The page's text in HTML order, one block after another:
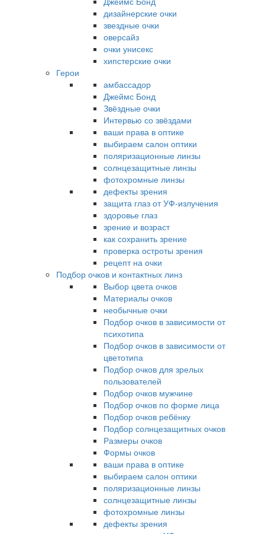
дизайнерские очки
звездные очки
оверсайз
очки унисекс
хипстерские очки
Герои
амбассадор
Джеймс Бонд
Звёздные очки
Интервью со звёздами
ваши права в оптике
выбираем салон оптики
поляризационные линзы
солнцезащитные линзы
фотохромные линзы
дефекты зрения
защита глаз от УФ-излучения
здоровье глаз
зрение и возраст
как сохранить зрение
проверка остроты зрения
рецепт на очки
Подбор очков и контактных линз
Выбор цвета очков
Материалы очков
необычные очки
Подбор очков в зависимости от
психотипа
Подбор очков в зависимости от
цветотипа
Подбор очков для зрелых
пользователей
Подбор очков мужчине
Подбор очков по форме лица
Подбор очков ребёнку
Подбор солнцезащитных очков
Размеры очков
Формы очков
ваши права в оптике
выбираем салон оптики
поляризационные линзы
солнцезащитные линзы
фотохромные линзы
дефекты зрения